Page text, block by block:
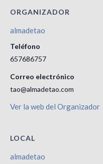
ORGANIZADOR
almadetao
Teléfono
657686757
Correo electrónico
tao@almadetao.com
Ver la web del Organizador
LOCAL
almadetao